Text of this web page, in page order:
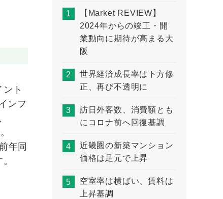
ト
ンフ
年同
【Market REVIEW】
2024年からの竣工・開
業動向に期待が高まる大
阪
世界経済成長率は下方修
正、再び不透明に
訪日外客数、消費額とも
にコロナ前へ回復基調
近畿圏の新築マンション
価格は足元で上昇
空室率は横ばい、賃料は
上昇基調